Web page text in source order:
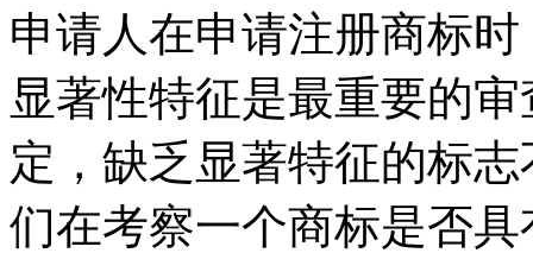
申请人在申请注册商标
显著性特征是最重要的
定，缺乏显著特征的标
们在考察一个商标是否